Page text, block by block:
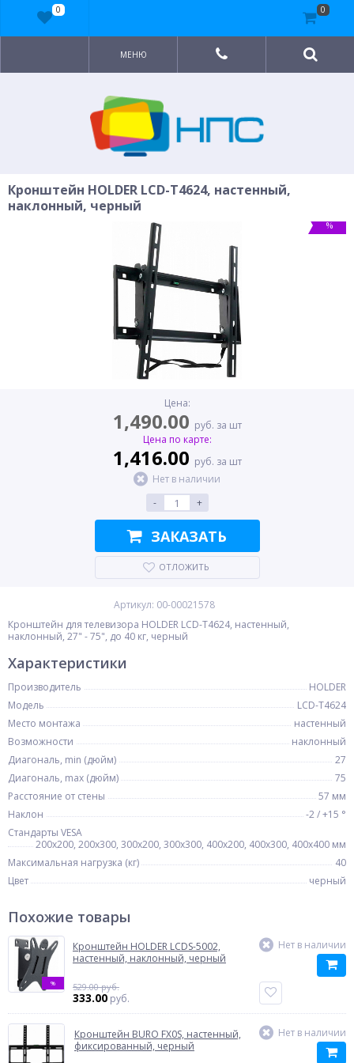
МЕНЮ
Кронштейн HOLDER LCD-T4624, настенный,
наклонный, черный
%
Цена:
1,490.00 руб. за шт
Цена по карте:
1,416.00 руб. за шт
Нет в наличии
-
+
ЗАКАЗАТЬ
ОТЛОЖИТЬ
Артикул: 00-00021578
Кронштейн для телевизора HOLDER LCD-T4624, настенный,
наклонный, 27" - 75", до 40 кг, черный
Характеристики
Производитель
HOLDER
Модель
LCD-T4624
Место монтажа
настенный
Возможности
наклонный
Диагональ, min (дюйм)
27
Диагональ, max (дюйм)
75
Расстояние от стены
57 мм
Наклон
-2 / +15 °
Стандарты VESA
200x200, 200x300, 300x200, 300x300, 400x200, 400x300, 400x400 мм
Максимальная нагрузка (кг)
40
Цвет
черный
Похожие товары
%
Кронштейн HOLDER LCDS-5002,
настенный, наклонный, черный
529.00 руб.
333.00 руб.
Нет в наличии
Кронштейн BURO FX0S, настенный,
фиксированный, черный
Нет в наличии
0 0